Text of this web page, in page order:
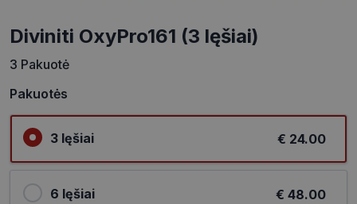
Diviniti OxyPro161 (3 lęšiai)
3 Pakuotė
Pakuotės
3 lęšiai € 24.00
6 lęšiai € 48.00